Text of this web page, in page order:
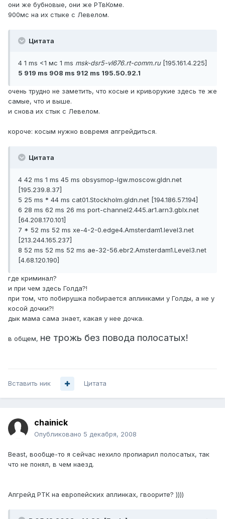
они же бубновые, они же РТвКоме.
900мс на их стыке с Левелом.
Цитата
4 1 ms <1 мс 1 ms msk-dsr5-vl676.rt-comm.ru[195.161.4.225]
5 919 ms 908 ms 912 ms 195.50.92.1
очень трудно не заметить, что косые и криворукие здесь те же
самые, что и выше.
и снова их стык с Левелом.
короче: косым нужно вовремя апгрейдиться.
Цитата
4 42 ms 1 ms 45 ms obsysmop-lgw.moscow.gldn.net
[195.239.8.37]
5 25 ms * 44 ms cat01.Stockholm.gldn.net [194.186.57.194]
6 28 ms 62 ms 26 ms port-channel2.445.ar1.arn3.gblx.net
[64.208.170.101]
7 * 52 ms 52 ms xe-4-2-0.edge4.Amsterdam1.level3.net
[213.244.165.237]
8 52 ms 52 ms 52 ms ae-32-56.ebr2.Amsterdam1.Level3.net
[4.68.120.190]
где криминал?
и при чем здесь Голда?!
при том, что побирушка побирается аплинками у Голды, а не у
косой дочки?!
дык мама сама знает, какая у нее дочка.
в общем, не трожь без повода полосатых!
Вставить ник Цитата
chainick
Опубликовано 5 декабря, 2008
Beast, вообще-то я сейчас нехило пропиарил полосатых, так
что не понял, в чем наезд.
Апгрейд РТК на европейских аплинках, гвоорите? ))))